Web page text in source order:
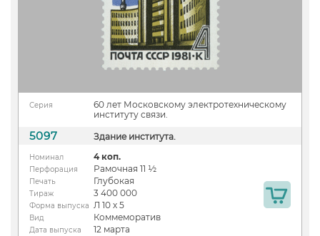
Серия
60 лет Московскому электротехническому
институту связи.
5097 Здание института.
Номинал 4 коп.
Перфорация Рамочная 11 ½
Печать Глубокая
Тираж 3 400 000
Форма выпуска Л 10 х 5
Вид Коммеморатив
Дата выпуска 12 марта